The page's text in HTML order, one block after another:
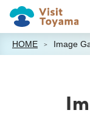
HOME Image